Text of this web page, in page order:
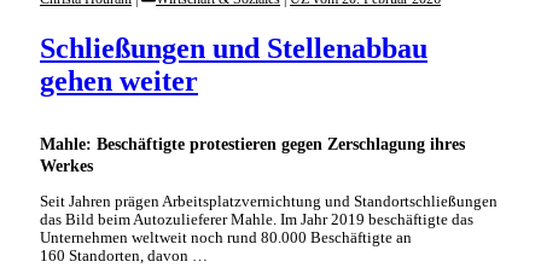
Mahle: Beschäftigte protestieren gegen Zerschlagung ihres
Werkes
Schließungen und Stellenabbau
gehen weiter
Seit Jahren prägen Arbeitsplatzvernichtung und Standortschließungen
das Bild beim Autozulieferer Mahle. Im Jahr 2019 beschäftigte das
Unternehmen weltweit noch rund 80.000 Beschäftigte an
160 Standorten, davon …